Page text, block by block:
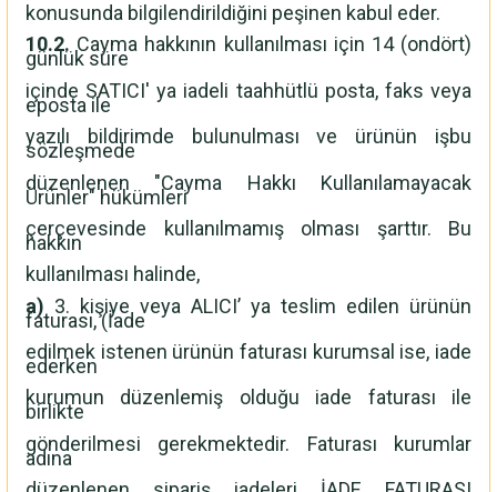
konusunda bilgilendirildiğini peşinen kabul eder.
10.2. Cayma hakkının kullanılması için 14 (ondört)
günlük süre
içinde SATICI' ya iadeli taahhütlü posta, faks veya
eposta ile
yazılı bildirimde bulunulması ve ürünün işbu
sözleşmede
düzenlenen "Cayma Hakkı Kullanılamayacak
Ürünler" hükümleri
çerçevesinde kullanılmamış olması şarttır. Bu
hakkın
kullanılması halinde,
a) 3. kişiye veya ALICI’ ya teslim edilen ürünün
faturası, (İade
edilmek istenen ürünün faturası kurumsal ise, iade
ederken
kurumun düzenlemiş olduğu iade faturası ile
birlikte
gönderilmesi gerekmektedir. Faturası kurumlar
adına